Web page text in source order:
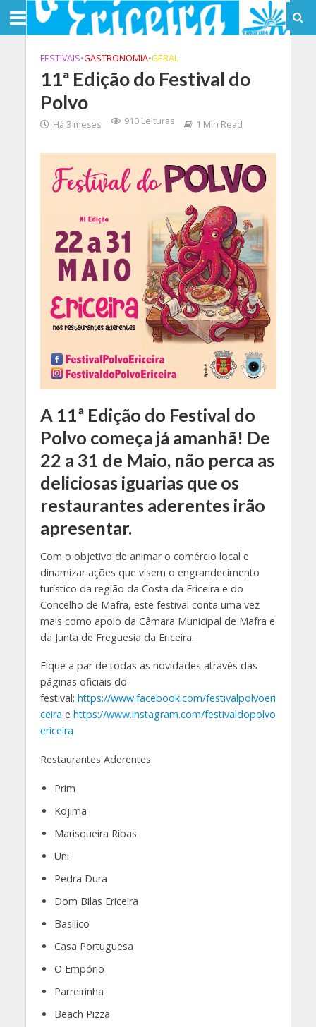
FESTIVAIS•GASTRONOMIA•GERAL
11ª Edição do Festival do
Polvo
Há 3 meses 910 Leituras 1 Min Read
A 11ª Edição do Festival do
Polvo começa já amanhã! De
22 a 31 de Maio, não perca as
deliciosas iguarias que os
restaurantes aderentes irão
apresentar.
Com o objetivo de animar o comércio local e
dinamizar ações que visem o engrandecimento
turístico da região da Costa da Ericeira e do
Concelho de Mafra, este festival conta uma vez
mais como apoio da Câmara Municipal de Mafra e
da Junta de Freguesia da Ericeira.
Fique a par de todas as novidades através das
páginas oficiais do
festival: https://www.facebook.com/festivalpolvoeri
ceira e https://www.instagram.com/festivaldopolvo
ericeira
Restaurantes Aderentes:
Prim
Kojima
Marisqueira Ribas
Uni
Pedra Dura
Dom Bilas Ericeira
Basílico
Casa Portuguesa
O Empório
Parreirinha
Beach Pizza